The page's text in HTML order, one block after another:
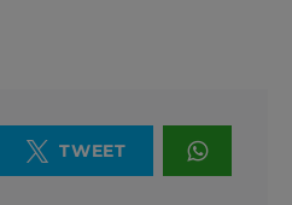
TWEET